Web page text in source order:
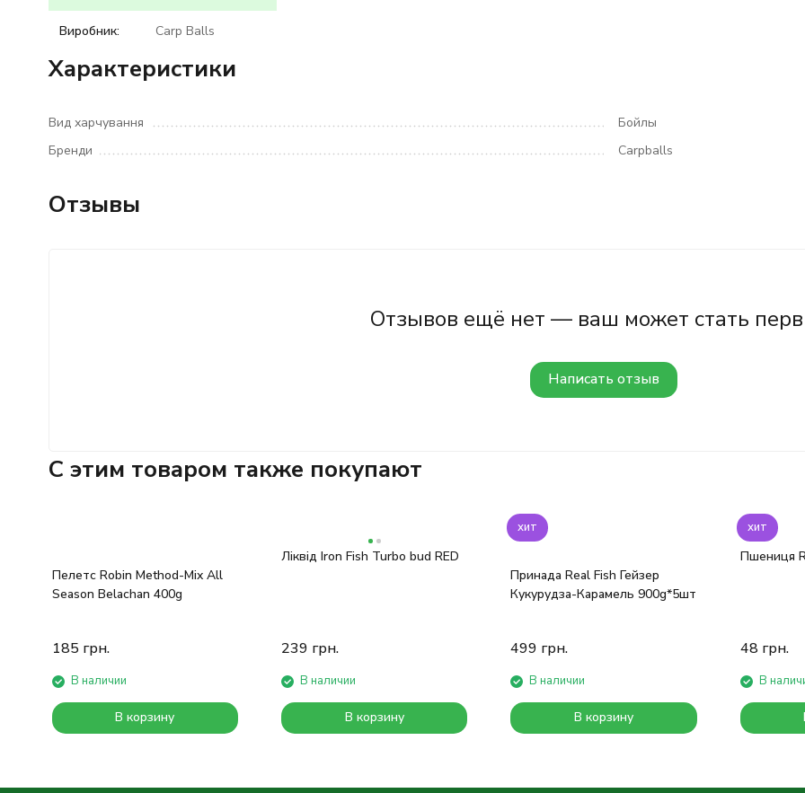
Виробник: Carp Balls
Характеристики
Вид харчування
Бойлы
Бренди
Carpballs
Отзывы
Отзывов ещё нет — ваш может стать
Написать отзыв
C этим товаром также покупают
Пелетс Robin Method-Mix All
Season Belachan 400g
185 грн.
В наличии
В корзину
Ліквід Iron Fish Turbo bud RED
239 грн.
В наличии
В корзину
хит
Принада Real Fish Гейзер
Кукурудза-Карамель 900g*5шт
499 грн.
В наличии
В корзину
хит
Пшениця
48 грн.
В